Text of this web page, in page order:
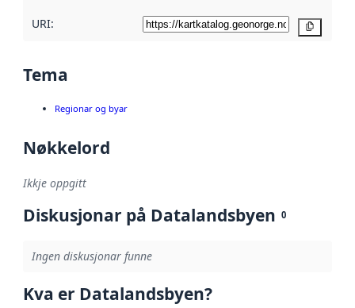
URI:
Tema
Regionar og byar
Nøkkelord
Ikkje oppgitt
Diskusjonar på Datalandsbyen 0
Ingen diskusjonar funne
Kva er Datalandsbyen?